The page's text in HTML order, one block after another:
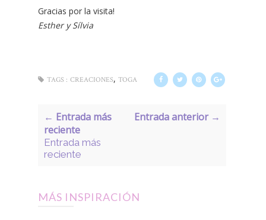
Gracias por la visita!
Esther y Sílvia
TAGS : CREACIONES, TOGA
← Entrada más
reciente
Entrada más
reciente
Entrada anterior →
MÁS INSPIRACIÓN